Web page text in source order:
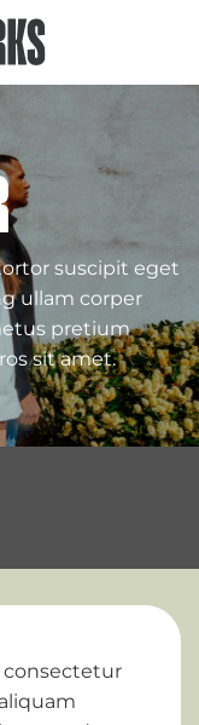
suscipit eget
ullam corper
pretium
sit amet.
consectetur